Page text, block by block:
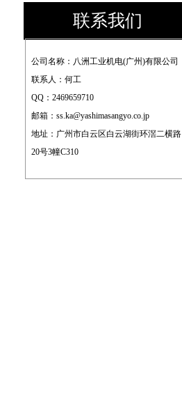
联系我们
公司名称：八洲工业机电(广州)有限公司
联系人：何工
QQ：2469659710
邮箱：ss.ka@yashimasangyo.co.jp
地址：广州市白云区白云湖街环滘二横路
20号3幢C310